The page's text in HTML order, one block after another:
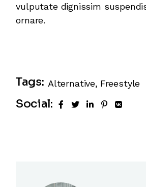
vulputate dignissim
ornare.
Tags: Alternative Freestyle
Social: